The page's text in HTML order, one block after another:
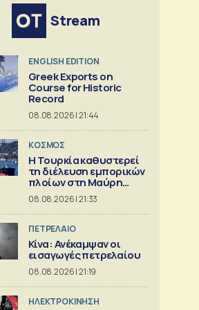
Stream
ENGLISH EDITION
Greek Exports on
Course for Historic
Record
08.08.2026 | 21:44
ΚΟΣΜΟΣ
Η Τουρκία καθυστερεί
τη διέλευση εμπορικών
πλοίων στη Μαύρη
Θάλασσα
08.08.2026 | 21:33
ΠΕΤΡΕΛΑΙΟ
Κίνα: Ανέκαμψαν οι
εισαγωγές πετρελαίου
08.08.2026 | 21:19
ΗΛΕΚΤΡΟΚΙΝΗΣΗ